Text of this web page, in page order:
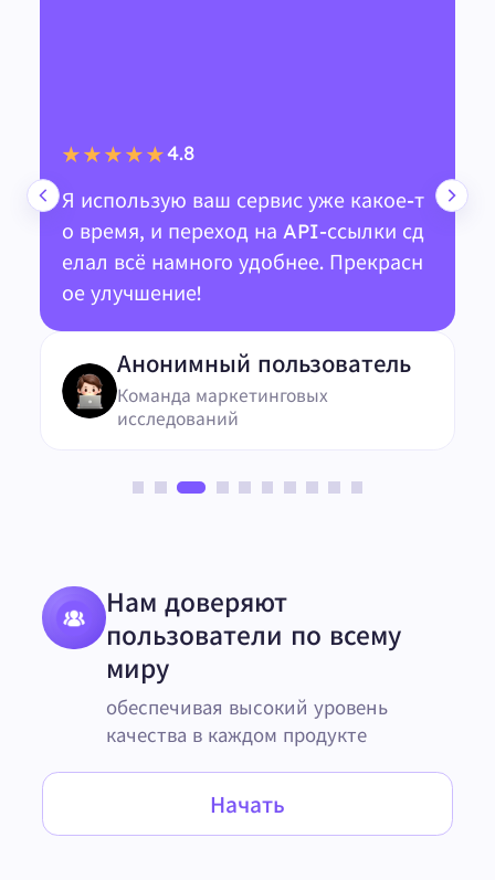
★★★★★4.8
Я использую ваш сервис уже какое-т
о время, и переход на API-ссылки сд
елал всё намного удобнее. Прекрасн
ое улучшение!
Анонимный пользователь
Команда маркетинговых
исследований
Нам доверяют
пользователи по всему
миру
обеспечивая высокий уровень
качества в каждом продукте
Начать